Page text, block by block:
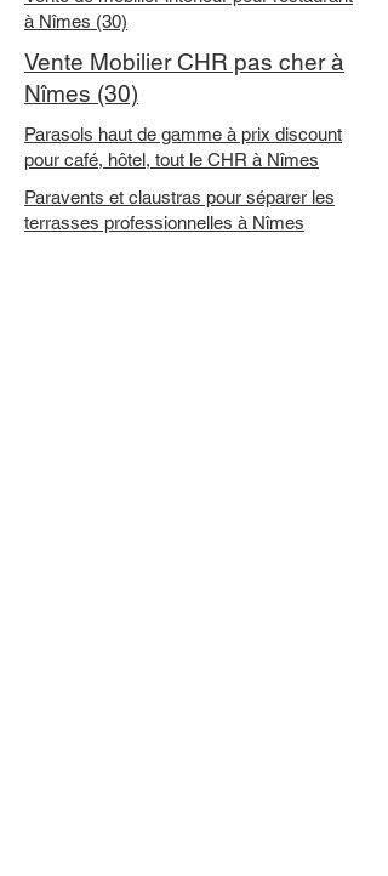
à Nîmes (30)
Vente Mobilier CHR pas cher à
Nîmes (30)
Parasols haut de gamme à prix discount
pour café, hôtel, tout le CHR à Nîmes
Paravents et claustras pour séparer les
terrasses professionnelles à Nîmes